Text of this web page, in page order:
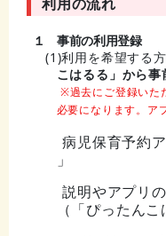
１ 事前の利用登録
(1)利用を希望する
こはるる」から
※過去にご登録いた
必要になります。 ア
病児保育予約ア
」
説明やアプリ
（「ぴったん